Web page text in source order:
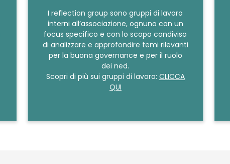
I reflection group sono gruppi di lavoro
interni all’associazione, ognuno con un
focus specifico e con lo scopo condiviso
di analizzare e approfondire temi rilevanti
per la buona governance e per il ruolo
dei ned.
Scopri di più sui gruppi di lavoro: CLICCA
QUI